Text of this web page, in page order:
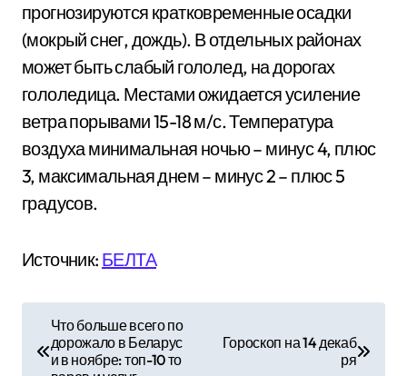
прогнозируются кратковременные осадки
(мокрый снег, дождь). В отдельных районах
может быть слабый гололед, на дорогах
гололедица. Местами ожидается усиление
ветра порывами 15-18 м/с. Температура
воздуха минимальная ночью – минус 4, плюс
3, максимальная днем – минус 2 – плюс 5
градусов.
Источник: БЕЛТА
Что больше всего по
дорожало в Беларус
и в ноябре: топ-10 то
Гороскоп на 14 декаб
ря